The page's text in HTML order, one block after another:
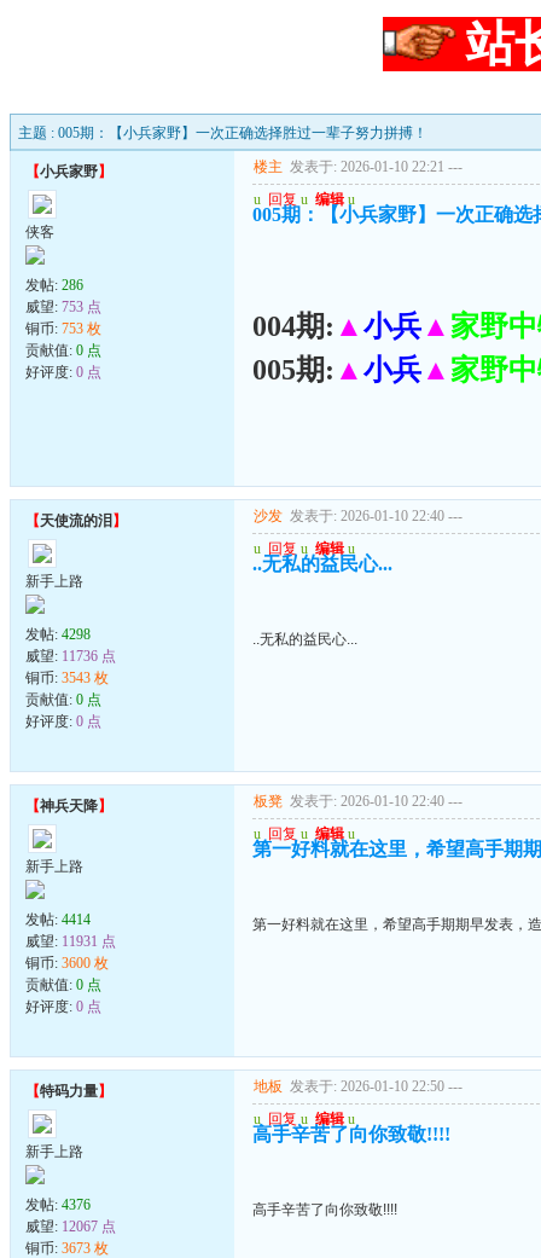
站
主题 : 005期：【小兵家野】一次正确选择胜过一辈子努力拼搏！
【小兵家野】
侠客
发帖: 286
威望: 753 点
铜币: 753 枚
贡献值: 0 点
好评度: 0 点
楼主 发表于: 2026-01-10 22:21 ---
u 回复 u 编辑 u
005期：【小兵家野】一次正确
004期: ▲小兵▲ 家野
005期: ▲小兵▲ 家野
【天使流的泪 】
新手上路
发帖: 4298
威望: 11736 点
铜币: 3543 枚
贡献值: 0 点
好评度: 0 点
沙发 发表于: 2026-01-10 22:40 ---
u 回复 u 编辑 u
..无私的益民心...
..无私的益民心...
【神兵天降】
新手上路
发帖: 4414
威望: 11931 点
铜币: 3600 枚
贡献值: 0 点
好评度: 0 点
板凳 发表于: 2026-01-10 22:40 ---
u 回复 u 编辑 u
第一好料就在这里，希望高手期
第一好料就在这里，希望高手期期早发表，
【特码力量】
新手上路
发帖: 4376
威望: 12067 点
铜币: 3673 枚
地板 发表于: 2026-01-10 22:50 ---
u 回复 u 编辑 u
高手辛苦了向你致敬!!!!
高手辛苦了向你致敬!!!!